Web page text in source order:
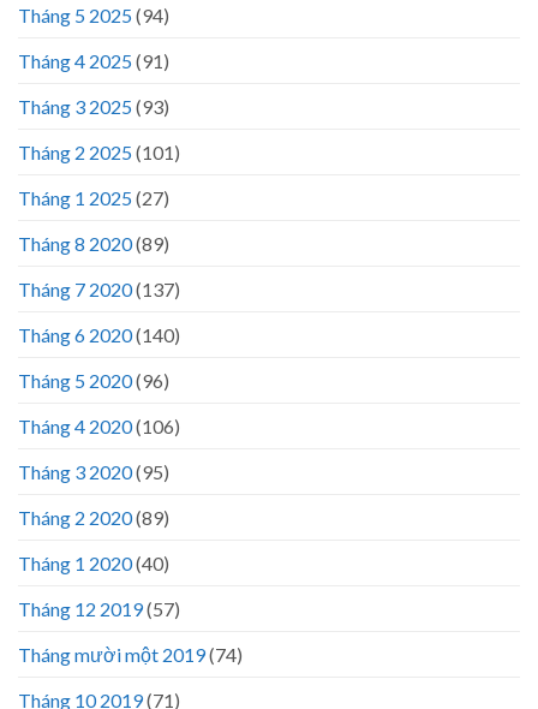
Tháng 5 2025(94)
Tháng 4 2025(91)
Tháng 3 2025(93)
Tháng 2 2025(101)
Tháng 1 2025(27)
Tháng 8 2020(89)
Tháng 7 2020(137)
Tháng 6 2020(140)
Tháng 5 2020(96)
Tháng 4 2020(106)
Tháng 3 2020(95)
Tháng 2 2020(89)
Tháng 1 2020(40)
Tháng 12 2019(57)
Tháng mười một 2019(74)
Tháng 10 2019(71)